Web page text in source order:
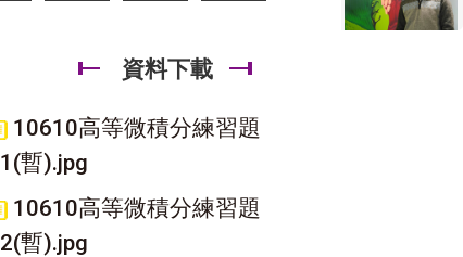
資料下載
10610高等微積分練習題
_1(暫).jpg
10610高等微積分練習題
_2(暫).jpg